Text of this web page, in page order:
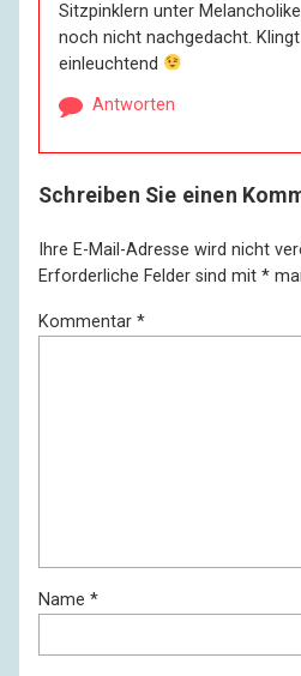
Sitzpinklern unter
noch nicht nachgedacht.
einleuchtend
Antworten
Schreiben Sie einen
Ihre E-Mail-Adresse wird nicht
Erforderliche Felder sind mit *
Kommentar *
Name *